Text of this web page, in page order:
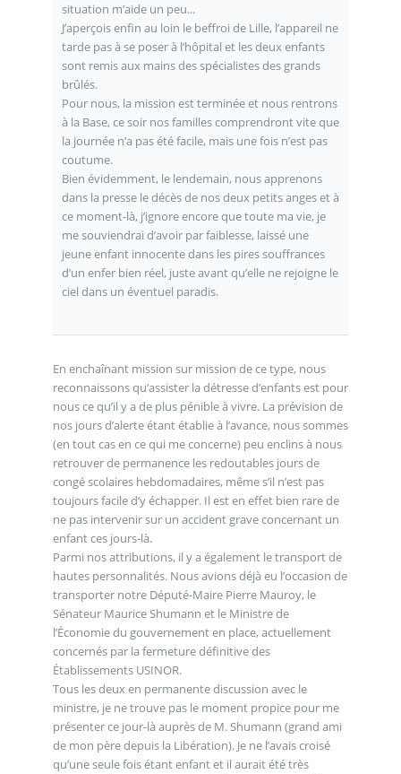
situation m’aide un peu...
J’aperçois enfin au loin le beffroi de Lille, l’appareil ne
tarde pas à se poser à l’hôpital et les deux enfants
sont remis aux mains des spécialistes des grands
brûlés.
Pour nous, la mission est terminée et nous rentrons
à la Base, ce soir nos familles comprendront vite que
la journée n’a pas été facile, mais une fois n’est pas
coutume.
Bien évidemment, le lendemain, nous apprenons
dans la presse le décès de nos deux petits anges et à
ce moment-là, j’ignore encore que toute ma vie, je
me souviendrai d’avoir par faiblesse, laissé une
jeune enfant innocente dans les pires souffrances
d’un enfer bien réel, juste avant qu’elle ne rejoigne le
ciel dans un éventuel paradis.
En enchaînant mission sur mission de ce type, nous
reconnaissons qu’assister la détresse d’enfants est pour
nous ce qu’il y a de plus pénible à vivre. La prévision de
nos jours d’alerte étant établie à l’avance, nous sommes
(en tout cas en ce qui me concerne) peu enclins à nous
retrouver de permanence les redoutables jours de
congé scolaires hebdomadaires, même s’il n’est pas
toujours facile d’y échapper. Il est en effet bien rare de
ne pas intervenir sur un accident grave concernant un
enfant ces jours-là.
Parmi nos attributions, il y a également le transport de
hautes personnalités. Nous avions déjà eu l’occasion de
transporter notre Député-Maire Pierre Mauroy, le
Sénateur Maurice Shumann et le Ministre de
l’Économie du gouvernement en place, actuellement
concernés par la fermeture définitive des
Établissements USINOR.
Tous les deux en permanente discussion avec le
ministre, je ne trouve pas le moment propice pour me
présenter ce jour-là auprès de M. Shumann (grand ami
de mon père depuis la Libération). Je ne l’avais croisé
qu’une seule fois étant enfant et il aurait été très